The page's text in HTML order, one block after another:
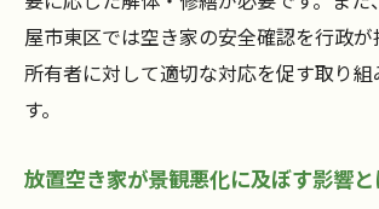
意
空き家放置が招く近隣住民と
屋市東区では空き家の安全確認を行政が
所有者に対して適切な対応を促す取り組
す。
放置空き家が景観悪化に及ぼす影響